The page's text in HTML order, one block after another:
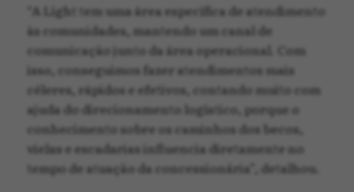
“A Light tem uma área específica de atendimento
às comunidades, mantendo um canal de
comunicação junto da área operacional. Com
isso, conseguimos fazer atendimentos mais
céleres, rápidos e efetivos, contando muito com
ajuda do direcionamento logístico, porque o
conhecimento sobre os caminhos dos becos,
vielas e escadarias influencia diretamente no
tempo de atuação da concessionária”, detalhou.